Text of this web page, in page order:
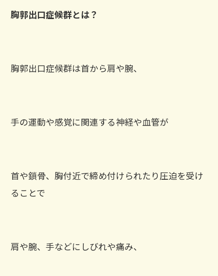
胸郭出口症候群とは？
胸郭出口症候群は首から肩や腕、
手の運動や感覚に関連する神経や血管が
首や鎖骨、胸付近で締め付けられたり圧迫を受け
ることで
肩や腕、手などにしびれや痛み、